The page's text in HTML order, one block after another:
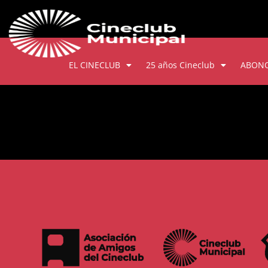
EL CINECLUB 25 años Cineclub